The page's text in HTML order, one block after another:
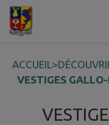
Contenu
ACCUEIL>
VESTIGES